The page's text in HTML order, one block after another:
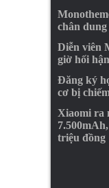
chân
Diễn viên
giờ hối
Đăng ký
cơ bị
Xiaomi ra
triệu đồng